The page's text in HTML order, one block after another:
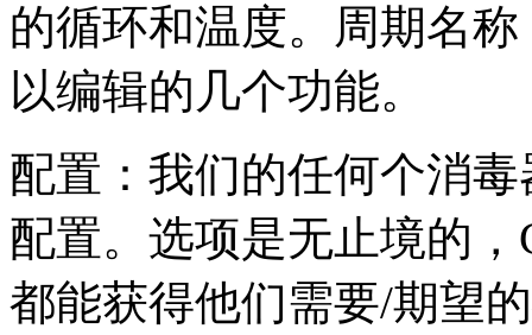
的循环和温度。周期名
以编辑的几个功能。
配置：我们的任何个消
配置。选项是无止境的
都能获得他们需要/期望